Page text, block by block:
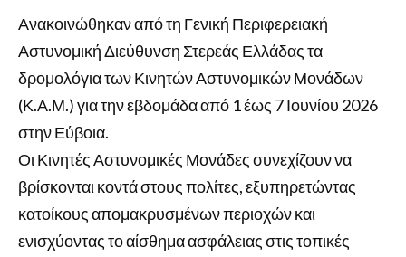
Ανακοινώθηκαν από τη Γενική Περιφερειακή
Αστυνομική Διεύθυνση Στερεάς Ελλάδας τα
δρομολόγια των Κινητών Αστυνομικών Μονάδων
(Κ.Α.Μ.) για την εβδομάδα από 1 έως 7 Ιουνίου 2026
στην Εύβοια.
Οι Κινητές Αστυνομικές Μονάδες συνεχίζουν να
βρίσκονται κοντά στους πολίτες, εξυπηρετώντας
κατοίκους απομακρυσμένων περιοχών και
ενισχύοντας το αίσθημα ασφάλειας στις τοπικές